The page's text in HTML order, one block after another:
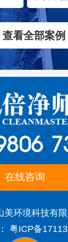
查看全部案例
在线咨询
环境科技有
粤ICP备